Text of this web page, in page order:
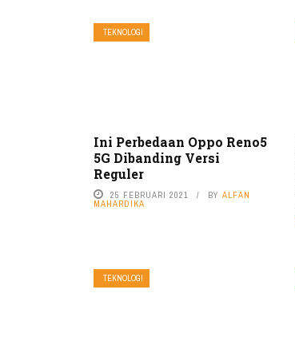
TEKNOLOGI
Ini Perbedaan Oppo Reno5
5G Dibanding Versi
Reguler
25 FEBRUARI 2021 BY ALFAN
MAHARDIKA
TEKNOLOGI